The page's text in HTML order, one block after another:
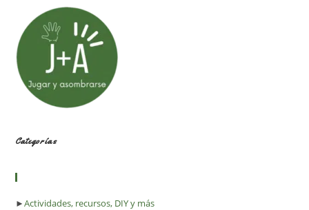
Euros
Y
Menos)
Categorías
►Actividades, recursos, DIY y más